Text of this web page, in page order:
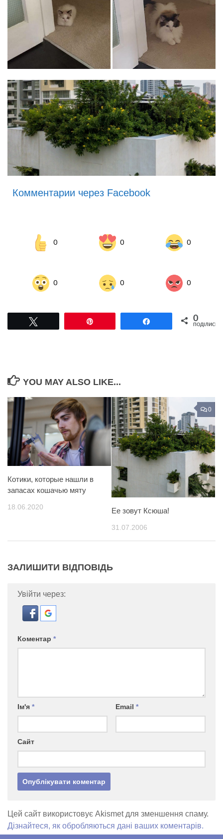
Комментарии через Facebook
0 0 0
0 0 0
Поділитися0
ПОДІЛИСЬ
YOU MAY ALSO LIKE...
Котики, которые нашли в
запасах кошачью мяту
18.06.2020
0
Ее зовут Ксюша!
31.07.2006
ЗАЛИШИТИ ВІДПОВІДЬ
Увійти через:
Коментар *
Ім'я * Email *
Сайт
Цей сайт використовує Akismet для зменшення спаму.
Дізнайтеся, як обробляються дані ваших коментарів.